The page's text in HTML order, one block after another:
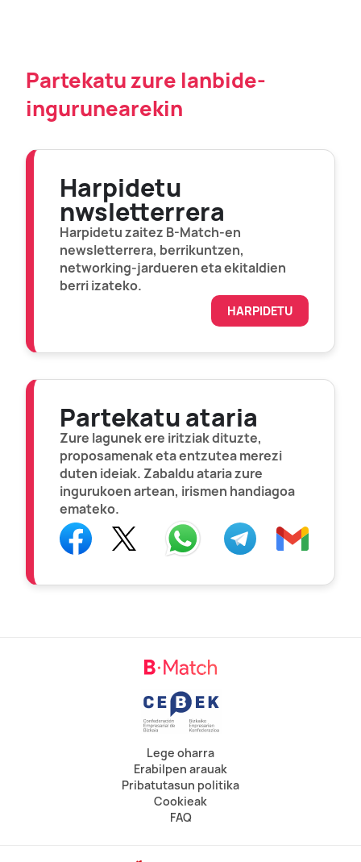
Partekatu zure lanbide-
ingurunearekin
Harpidetu
nwsletterrera
Harpidetu zaitez B-Match-en
newsletterrera, berrikuntzen,
networking-jardueren eta ekitaldien
berri izateko.
HARPIDETU
Partekatu ataria
Zure lagunek ere iritziak dituzte,
proposamenak eta entzutea merezi
duten ideiak. Zabaldu ataria zure
ingurukoen artean, irismen handiagoa
emateko.
Lege oharra
Erabilpen arauak
Pribatutasun politika
Cookieak
FAQ